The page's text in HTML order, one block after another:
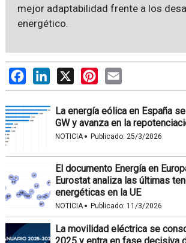
mejor adaptabilidad frente a los
energético.
FacebookLinkedIn
X PinterestEmail
La energía eólica en España
GW y avanza en la
NOTICIA· Publicado: 25/3/2026
El documento Energía en
Eurostat analiza las últimas
energéticas en la UE
NOTICIA· Publicado: 11/3/2026
La movilidad eléctrica se